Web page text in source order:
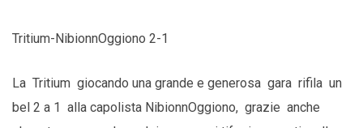
Tritium-NibionnOggiono 2-1
La Tritium giocando una grande e generosa gara rifila un
bel 2 a 1 alla capolista NibionnOggiono, grazie anche